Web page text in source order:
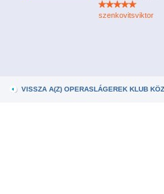
szenkovitsviktor
VISSZA A(Z) OPERASLÁGEREK KLUB